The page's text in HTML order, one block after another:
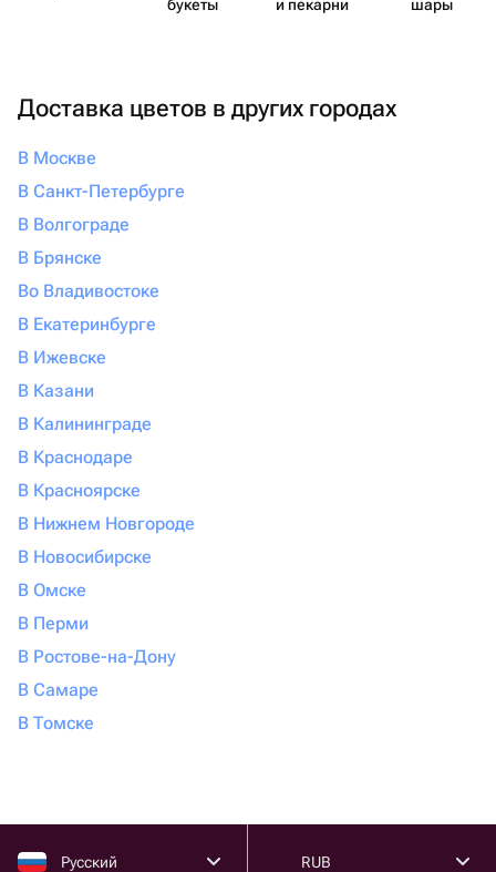
букеты
и пекарни
шары
Доставка цветов в других городах
В Москве
В Санкт-Петербурге
В Волгограде
В Брянске
Во Владивостоке
В Екатеринбурге
В Ижевске
В Казани
В Калининграде
В Краснодаре
В Красноярске
В Нижнем Новгороде
В Новосибирске
В Омске
В Перми
В Ростове-на-Дону
В Самаре
В Томске
Русский RUB